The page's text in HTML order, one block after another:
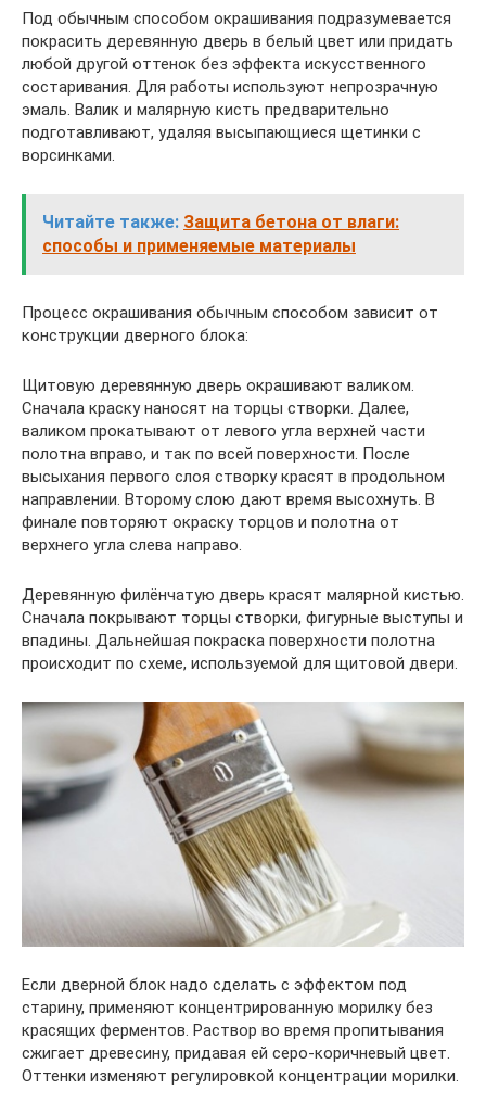
Под обычным способом окрашивания подразумевается
покрасить деревянную дверь в белый цвет или придать
любой другой оттенок без эффекта искусственного
состаривания. Для работы используют непрозрачную
эмаль. Валик и малярную кисть предварительно
подготавливают, удаляя высыпающиеся щетинки с
ворсинками.
Читайте также: Защита бетона от влаги:
способы и применяемые материалы
Процесс окрашивания обычным способом зависит от
конструкции дверного блока:
Щитовую деревянную дверь окрашивают валиком.
Сначала краску наносят на торцы створки. Далее,
валиком прокатывают от левого угла верхней части
полотна вправо, и так по всей поверхности. После
высыхания первого слоя створку красят в продольном
направлении. Второму слою дают время высохнуть. В
финале повторяют окраску торцов и полотна от
верхнего угла слева направо.
Деревянную филёнчатую дверь красят малярной кистью.
Сначала покрывают торцы створки, фигурные выступы и
впадины. Дальнейшая покраска поверхности полотна
происходит по схеме, используемой для щитовой двери.
Если дверной блок надо сделать с эффектом под
старину, применяют концентрированную морилку без
красящих ферментов. Раствор во время пропитывания
сжигает древесину, придавая ей серо-коричневый цвет.
Оттенки изменяют регулировкой концентрации морилки.